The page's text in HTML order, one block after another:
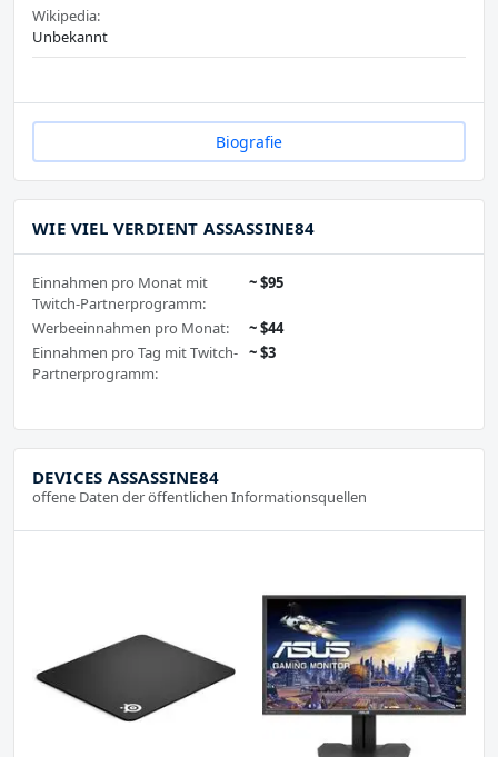
Wikipedia:
Unbekannt
Biografie
WIE VIEL VERDIENT ASSASSINE84
Einnahmen pro Monat mit
Twitch-Partnerprogramm:
~ $95
Werbeeinnahmen pro Monat:
~ $44
Einnahmen pro Tag mit Twitch-
Partnerprogramm:
~ $3
DEVICES ASSASSINE84
offene Daten der öffentlichen Informationsquellen